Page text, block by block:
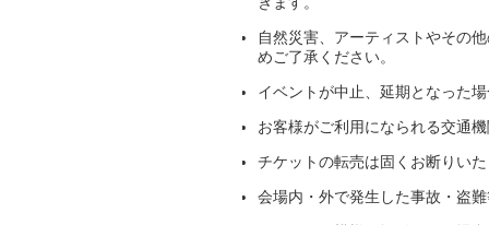
自然災害、アーティストやその
めご了承ください。
イベントが中止、延期となった
お客様がご利用になられる交通
チケットの転売は固くお断りい
会場内・外で発生した事故・盗